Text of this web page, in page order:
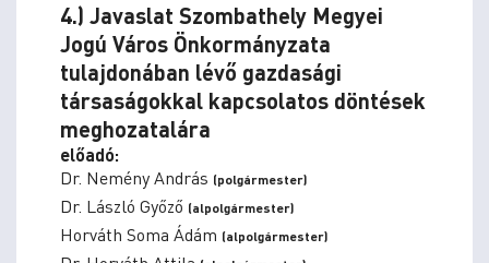
4.) Javaslat Szombathely Megyei
Jogú Város Önkormányzata
tulajdonában lévő gazdasági
társaságokkal kapcsolatos döntések
meghozatalára
előadó:
Dr. Nemény András (polgármester)
Dr. László Győző (alpolgármester)
Horváth Soma Ádám (alpolgármester)